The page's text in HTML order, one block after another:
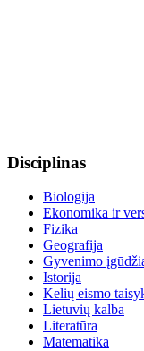
Disciplinas
Biologija
Ekonomika ir
Fizika
Geografija
Gyvenimo
Istorija
Kelių eismo
Lietuvių kalba
Literatūra
Matematika